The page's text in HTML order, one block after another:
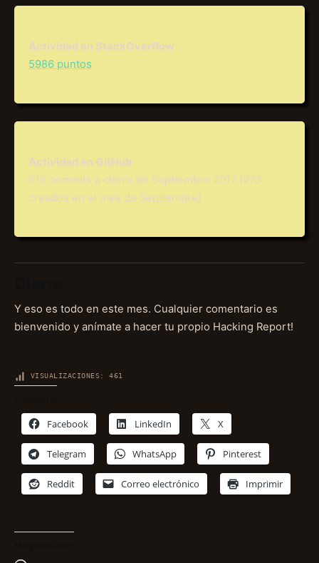
Actividad en StackOverflow
5986 puntos
Actividad en GitHub
616 commits a cierre de Septiembre 2017 (273
creados en el mes de Septiembre)
Y eso es todo en este mes. Cualquier comentario es
bienvenido y anímate a hacer tu propio Hacking Report!
VISUALIZACIONES: 461
Facebook LinkedIn X
Telegram WhatsApp Pinterest
Reddit Correo electrónico Imprimir